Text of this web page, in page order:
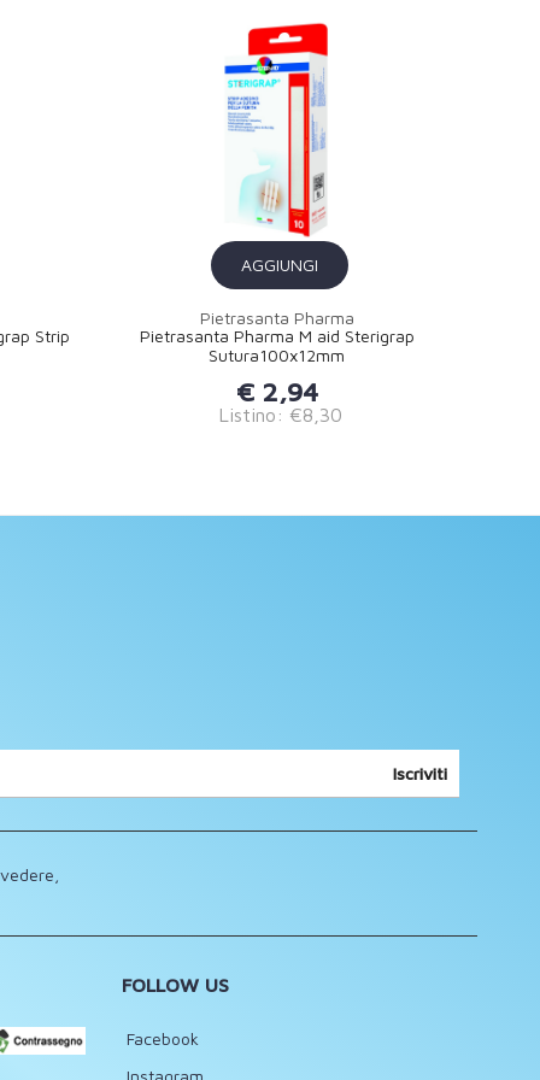
Strip
AGGIUNGI
Pietrasanta Pharma
Pietrasanta Pharma M aid Sterigrap
Sutura100x12mm
€ 2,94
Listino: €8,30
Iscriviti
FOLLOW US
Facebook
Instagram